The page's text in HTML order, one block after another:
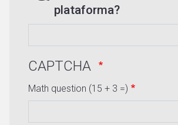
plataforma?
CAPTCHA
Math question (15 + 3 =)